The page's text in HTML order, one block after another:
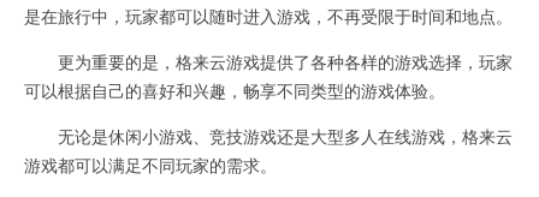
是在旅行中，玩家都可以随时进入游戏，不再受限于时间和地点。
更为重要的是，格来云游戏提供了各种各样的游戏选择，玩家
可以根据自己的喜好和兴趣，畅享不同类型的游戏体验。
无论是休闲小游戏、竞技游戏还是大型多人在线游戏，格来云
游戏都可以满足不同玩家的需求。